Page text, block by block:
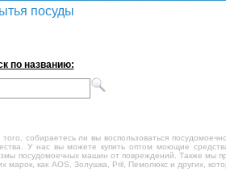
посуды
по названию:
собираетесь ли вы воспользоваться
У нас вы можете купить оптом моющие
посудомоечных машин от повреждений. Также мы
марок, как АОS, Золушка, Pril, Пемолюкс и других,